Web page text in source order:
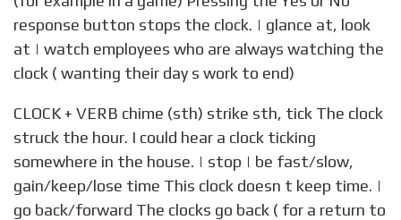
response button stops the clock. | glance at, look
at | watch employees who are always watching the
clock ( wanting their day s work to end)
CLOCK + VERB chime (sth) strike sth, tick The clock
struck the hour. I could hear a clock ticking
somewhere in the house. | stop | be fast/slow,
gain/keep/lose time This clock doesn t keep time. |
go back/forward The clocks go back ( for a return to